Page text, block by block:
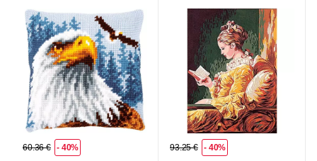
60.36 € - 40% 93.25 € - 40%